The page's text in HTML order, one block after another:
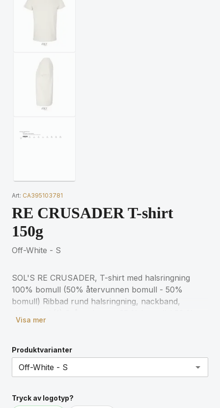
Art: CA395103781
RE CRUSADER T-shirt
150g
Off-White - S
SOL'S RE CRUSADER, T-shirt med halsringning
100% bomull (50% återvunnen bomull - 50%
bomull) Ribbad rund halsringning, nackband,
återvunnen bomull / 15 % viskos. För matchande
produktdokumentationen.
Visa mer
Produktvarianter
Tryck av logotyp?